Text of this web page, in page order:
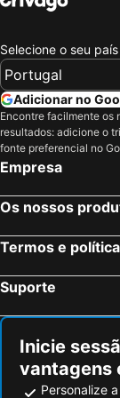
Ludwigsburg, Bade-
Stuttgart, Bade-
Baden-Baden, Bade-
Ulm, Bade-
Berlim, Berlim
Colónia, Renânia do Norte-
Dusseldorf, Renânia do
Nuremberga,
Selecione o seu país
Adicionar no
Encontre facilmente os
resultados: adicione o
fonte preferencial no
Empresa
Os nossos
Termos e
Suporte
Inicie
vantagens
Personalize